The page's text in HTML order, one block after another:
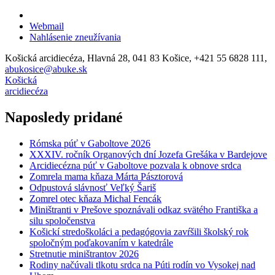
Webmail
Nahlásenie zneužívania
Košická arcidiecéza, Hlavná 28, 041 83 Košice, +421 55 6828 111,
abukosice@abuke.sk
Košická
arcidiecéza
Naposledy pridané
Rómska púť v Gaboltove 2026
XXXIV. ročník Organových dní Jozefa Grešáka v Bardejove
Arcidiecézna púť v Gaboltove pozvala k obnove srdca
Zomrela mama kňaza Márta Pásztorová
Odpustová slávnosť Veľký Šariš
Zomrel otec kňaza Michal Fencák
Miništranti v Prešove spoznávali odkaz svätého Františka a
silu spoločenstva
Košickí stredoškoláci a pedagógovia zavŕšili školský rok
spoločným poďakovaním v katedrále
Stretnutie miništrantov 2026
Rodiny načúvali tlkotu srdca na Púti rodín vo Vysokej nad